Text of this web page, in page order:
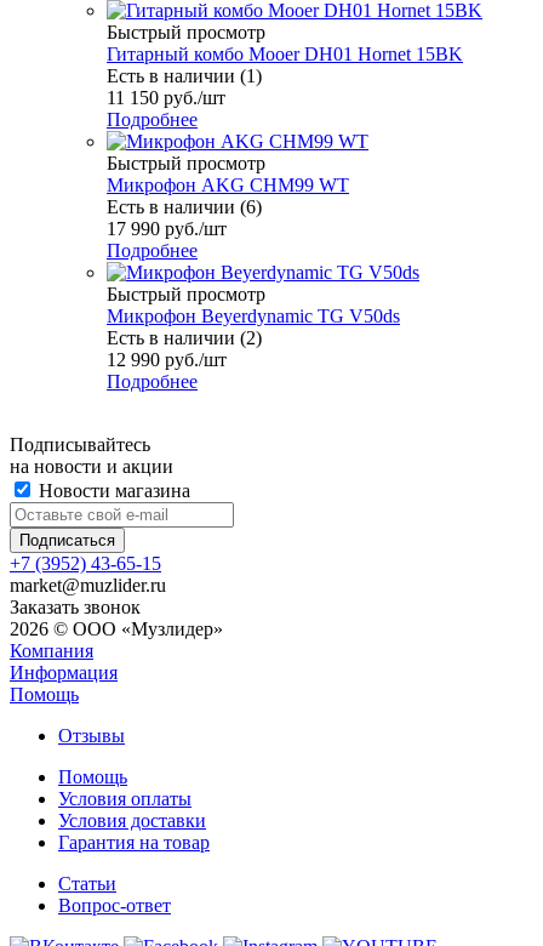
Быстрый просмотр
Гитарный комбо Mooer DH01 Hornet 15BK
Есть в наличии (1)
11 150 руб./шт
Подробнее
Быстрый просмотр
Микрофон AKG CHM99 WT
Есть в наличии (6)
17 990 руб./шт
Подробнее
Быстрый просмотр
Микрофон Beyerdynamic TG V50ds
Есть в наличии (2)
12 990 руб./шт
Подробнее
Подписывайтесь
на новости и акции
Новости магазина
+7 (3952) 43-65-15
market@muzlider.ru
Заказать звонок
2026 © ООО «Музлидер»
Компания
Информация
Помощь
Отзывы
Помощь
Условия оплаты
Условия доставки
Гарантия на товар
Статьи
Вопрос-ответ